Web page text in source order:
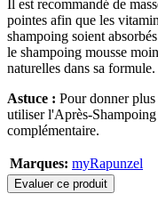
Il est recommandé de
pointes afin que les
shampoing soient
le shampoing mousse
naturelles dans sa formule.
Astuce : Pour donner
utiliser l'Après-
complémentaire.
Marques: myRapunzel
Evaluer ce produit